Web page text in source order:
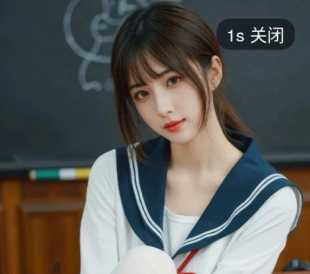
短剧
最热 添加 评分
都市 甜宠 逆袭 玄幻
2025 2024 2023 2022
全部 大陆 香港 台湾 美国 韩国 日本
1s 关闭